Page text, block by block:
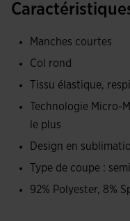
zone du cou,
durable.
excellente respirabilité
rester frais et sec
tissu en mesh papillon
s'adapte
mouvement sans
Manches courtes
Col rond
Tissu élastique,
Technologie Micro-
le plus
Design en
Type de coupe :
92% Polyester, 8%